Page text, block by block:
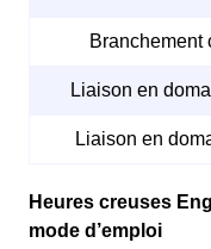
Branchement
Liaison en
Liaison en
Heures creuses
mode d’emploi